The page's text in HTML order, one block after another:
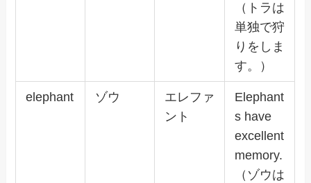
（トラは
単独で狩
りをしま
す。）
elephant ゾウ
エレファ
ント
Elephant
s have
excellent
memory.
（ゾウは